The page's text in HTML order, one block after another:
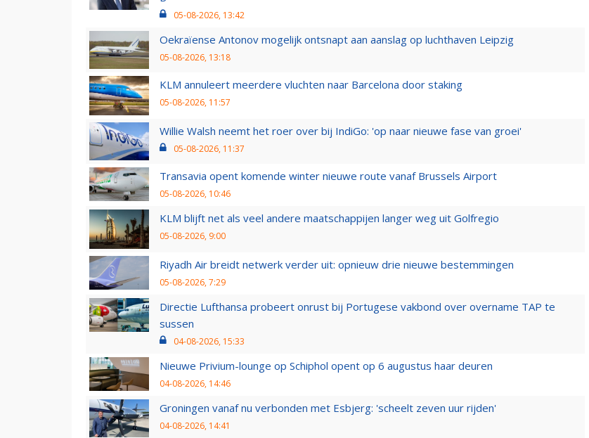
05-08-2026, 13:42
Oekraïense Antonov mogelijk ontsnapt aan aanslag op luchthaven Leipzig
05-08-2026, 13:18
KLM annuleert meerdere vluchten naar Barcelona door staking
05-08-2026, 11:57
Willie Walsh neemt het roer over bij IndiGo: 'op naar nieuwe fase van groei'
05-08-2026, 11:37
Transavia opent komende winter nieuwe route vanaf Brussels Airport
05-08-2026, 10:46
KLM blijft net als veel andere maatschappijen langer weg uit Golfregio
05-08-2026, 9:00
Riyadh Air breidt netwerk verder uit: opnieuw drie nieuwe bestemmingen
05-08-2026, 7:29
Directie Lufthansa probeert onrust bij Portugese vakbond over overname TAP te
sussen
04-08-2026, 15:33
Nieuwe Privium-lounge op Schiphol opent op 6 augustus haar deuren
04-08-2026, 14:46
Groningen vanaf nu verbonden met Esbjerg: 'scheelt zeven uur rijden'
04-08-2026, 14:41